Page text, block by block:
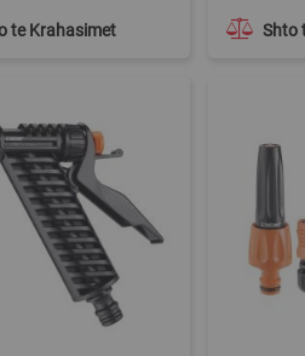
te Krahasimet Shto